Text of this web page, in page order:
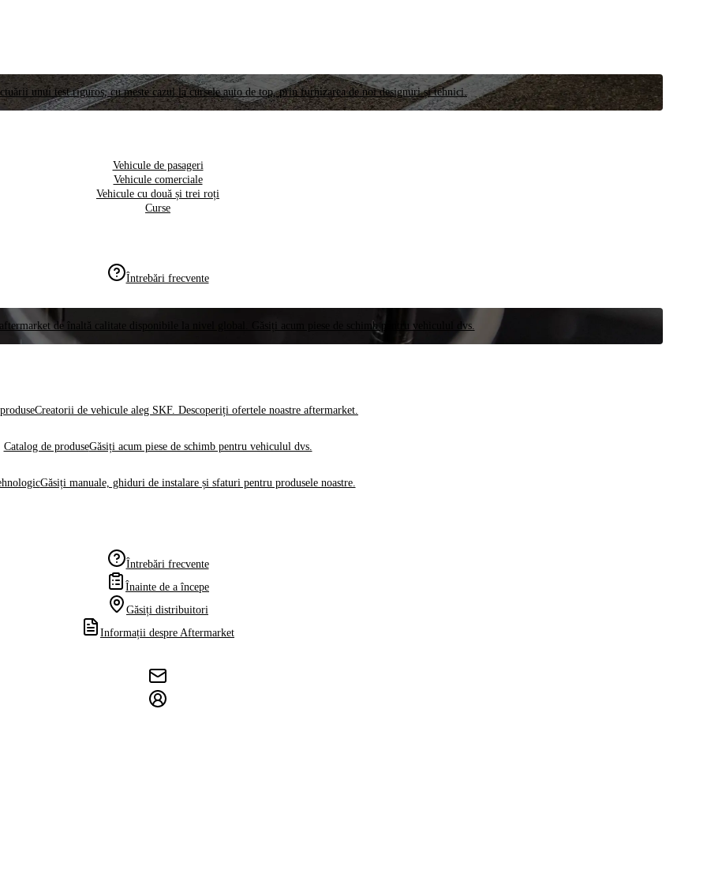
unui test riguros, cu meste cazul la cursele auto de top, prin furnizarea de noi designuri și tehnici.
Vehicule de pasageri
Vehicule comerciale
Vehicule cu două și trei roți
Curse
Întrebări frecvente
de înaltă calitate disponibile la nivel global. Găsiți acum piese de schimb pentru vehiculul dvs.
Creatorii de vehicule aleg SKF. Descoperiți ofertele noastre aftermarket.
Catalog de produseGăsiți acum piese de schimb pentru vehiculul dvs.
Găsiți manuale, ghiduri de instalare și sfaturi pentru produsele noastre.
Întrebări frecvente
Înainte de a începe
Găsiți distribuitori
Informații despre Aftermarket